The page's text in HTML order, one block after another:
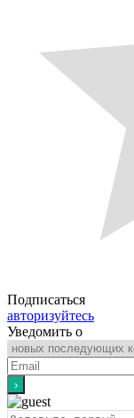
Подписаться
авторизуйтесь
Уведомить о